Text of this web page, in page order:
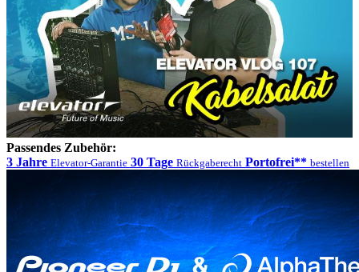
Passendes Zubehör:
3 Jahre Elevator-Garantie 30 Tage Rückgaberecht Portofrei** bestellen